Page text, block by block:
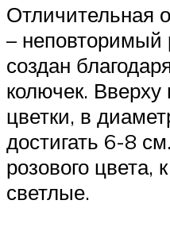
Отличительная
– неповторимый
создан
колючек. Вверху
цветки, в
достигать 6-8
розового цвета,
светлые.